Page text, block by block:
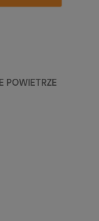
POWIETRZE